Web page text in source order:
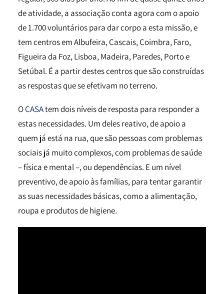
de atividade, a associação conta agora com o apoio
de 1.700 voluntários para dar corpo a esta missão, e
tem centros em Albufeira, Cascais, Coimbra, Faro,
Figueira da Foz, Lisboa, Madeira, Paredes, Porto e
Setúbal. É a partir destes centros que são construídas
as respostas que se efetivam no terreno.
OCASAtem dois níveis de resposta para responder a
estas necessidades. Um deles reativo, de apoio a
quem já está na rua, que são pessoas com problemas
sociais já muito complexos, com problemas de saúde
– física e mental –, ou dependências. E um nível
preventivo, de apoio às famílias, para tentar garantir
as suas necessidades básicas, como a alimentação,
roupa e produtos de higiene.